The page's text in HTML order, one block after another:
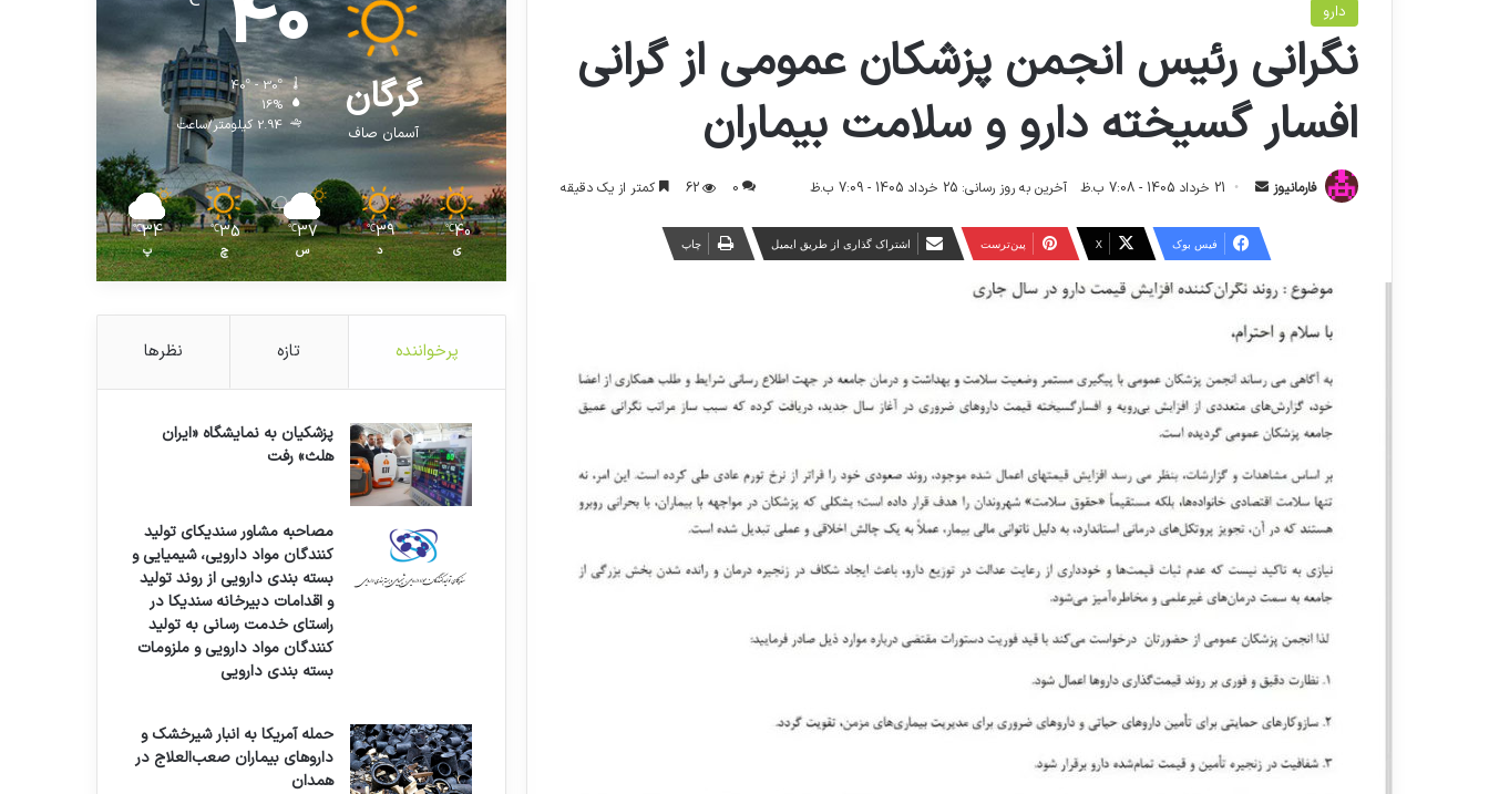
دارو
نگرانی رئیس انجمن پزشکان عمومی از گرانی
افسار گسیخته دارو و سلامت بیماران
فارمانیوز
س
ل
ی
م
ل
21 خرداد 1405 - 7:08 ب.ظ آخرین به روز رسانی: 25 خرداد 1405 - 7:09 ب.ظ 0
62 کمتر از یک دقیقه
فیس بوک X ‫پین‌ترست اشتراک گذاری از طریق ایمیل چاپ
گرگان
آسمان صاف
40º - 30º
16%
2.94 کیلومتر/ساعت
40
℃
ی
39
℃
د
37
℃
س
35
℃
چ
34
℃
پ
پرخواننده تازه نظرها
پزشکیان به نمایشگاه «ایران
هلث» رفت
مصاحبه مشاور سندیکای تولید
کنندگان مواد دارویی، شیمیایی و
بسته بندی دارویی از روند تولید
و اقدامات دبیرخانه سندیکا در
راستای خدمت رسانی به تولید
کنندگان مواد دارویی و ملزومات
بسته بندی دارویی
حمله آمریکا به انبار شیرخشک و
داروهای بیماران صعب‌العلاج در
همدان